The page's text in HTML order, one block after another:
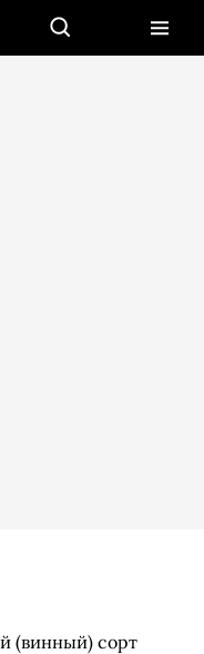
(винный) сорт